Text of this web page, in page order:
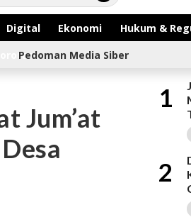
Digital Ekonomi Hukum &
Pedoman Media Siber
Jum’at
1
2